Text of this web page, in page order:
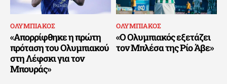
ΟΛΥΜΠΙΑΚΟΣ
«Απορρίφθηκε η πρώτη
πρόταση του Ολυμπιακού
στη Λέφσκι για τον
Μπουράς»
ΟΛΥΜΠΙΑΚΟΣ
«Ο Ολυμπιακός εξετάζει
τον Μπλέσα της Ρίο Άβε»